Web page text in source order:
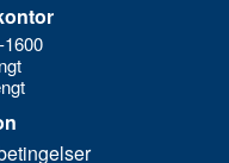
1600